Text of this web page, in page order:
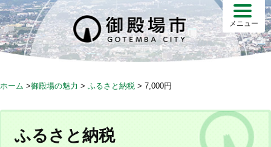
S
k
i
p
o
メニュー
ホーム >御殿場の魅力 > ふるさと納税 > 7,000円
ふるさと納税